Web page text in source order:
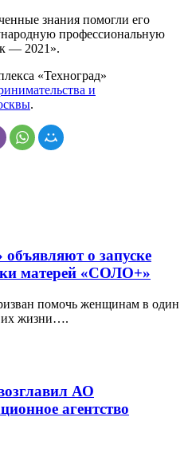
знания помогли его
профессиональную
— 2021».
«Техноград»
и
.
о запуске
матерей «СОЛО+»
помочь женщинам в один
их жизни….
АО
агентство